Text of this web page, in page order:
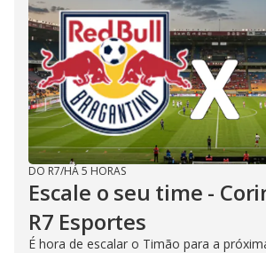
DO R7/HÁ 5 HORAS
Escale o seu time -
R7 Esportes
É hora de escalar o Timão para a